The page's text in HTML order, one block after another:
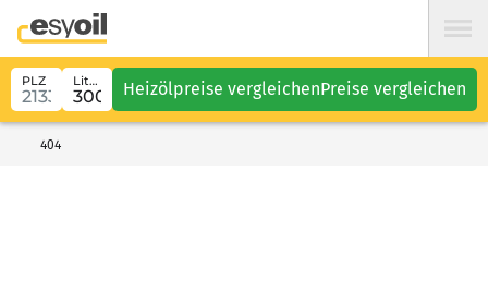
PLZ Liter Heizölpreise vergleichenPreise vergleichen
404